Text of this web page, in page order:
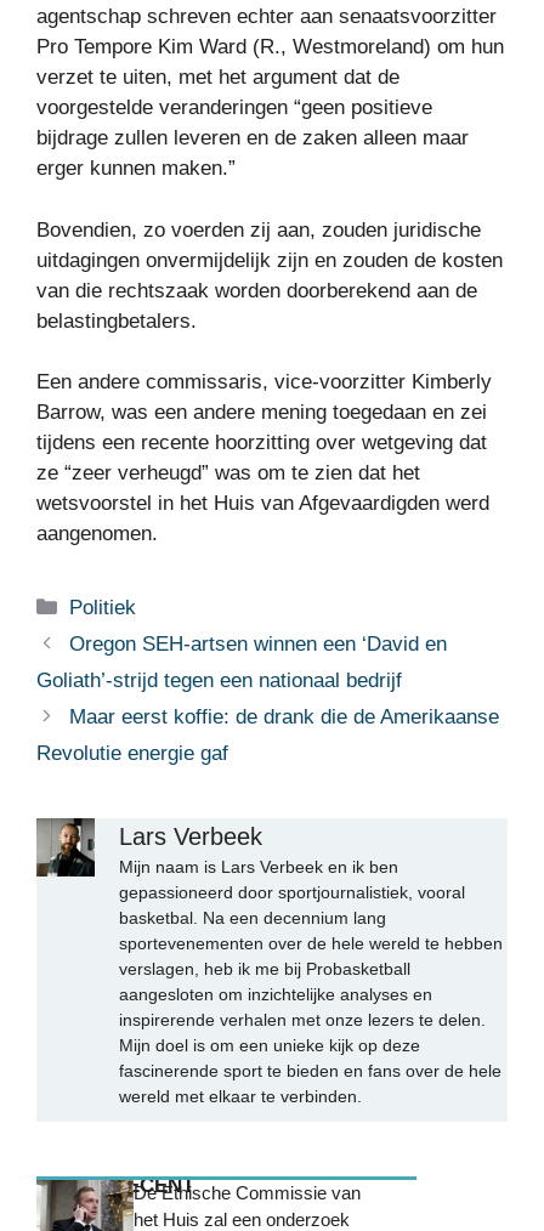
agentschap schreven echter aan senaatsvoorzitter
Pro Tempore Kim Ward (R., Westmoreland) om hun
verzet te uiten, met het argument dat de
voorgestelde veranderingen “geen positieve
bijdrage zullen leveren en de zaken alleen maar
erger kunnen maken.”
Bovendien, zo voerden zij aan, zouden juridische
uitdagingen onvermijdelijk zijn en zouden de kosten
van die rechtszaak worden doorberekend aan de
belastingbetalers.
Een andere commissaris, vice-voorzitter Kimberly
Barrow, was een andere mening toegedaan en zei
tijdens een recente hoorzitting over wetgeving dat
ze “zeer verheugd” was om te zien dat het
wetsvoorstel in het Huis van Afgevaardigden werd
aangenomen.
Categorieën
Politiek
Oregon SEH-artsen winnen een ‘David en
Goliath’-strijd tegen een nationaal bedrijf
Maar eerst koffie: de drank die de Amerikaanse
Revolutie energie gaf
Lars Verbeek
Mijn naam is Lars Verbeek en ik ben
gepassioneerd door sportjournalistiek, vooral
basketbal. Na een decennium lang
sportevenementen over de hele wereld te hebben
verslagen, heb ik me bij Probasketball
aangesloten om inzichtelijke analyses en
inspirerende verhalen met onze lezers te delen.
Mijn doel is om een unieke kijk op deze
fascinerende sport te bieden en fans over de hele
wereld met elkaar te verbinden.
MEEST RECENTDe Ethische Commissie van
het Huis zal een onderzoek